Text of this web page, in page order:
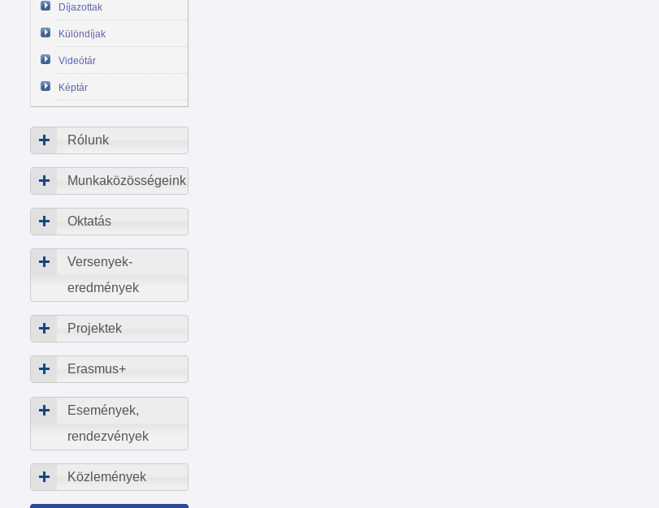
Díjazottak
Különdíjak
Videótár
Képtár
Rólunk
Munkaközösségeink
Oktatás
Versenyek-
eredmények
Projektek
Erasmus+
Események,
rendezvények
Közlemények